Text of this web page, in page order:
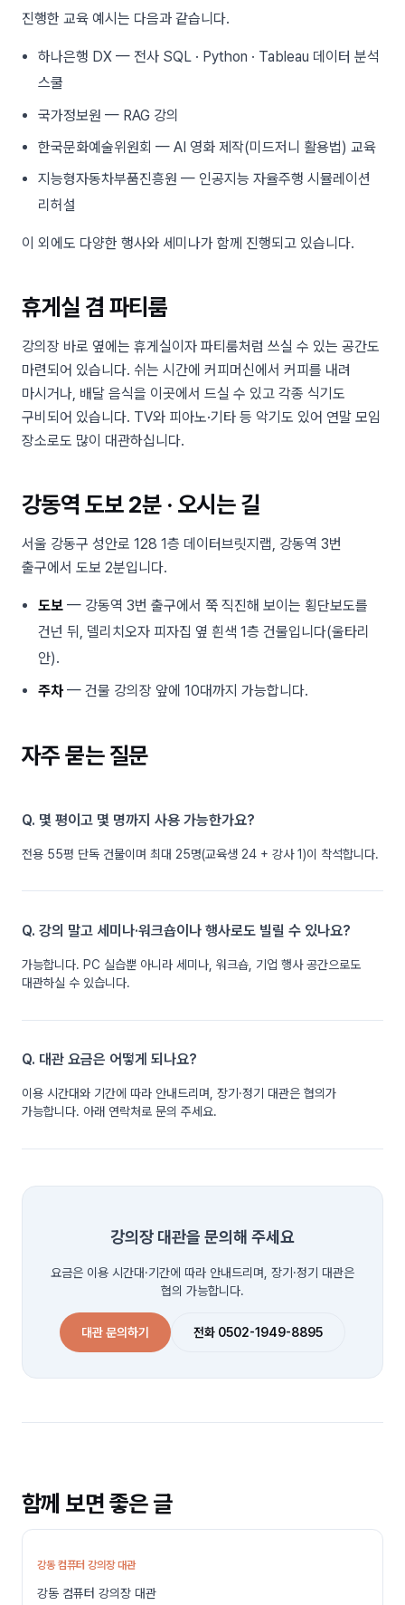
진행한 교육 예시는 다음과 같습니다.
하나은행 DX — 전사 SQL · Python · Tableau 데이터 분석
스쿨
국가정보원 — RAG 강의
한국문화예술위원회 — AI 영화 제작(미드저니 활용법) 교육
지능형자동차부품진흥원 — 인공지능 자율주행 시뮬레이션
리허설
이 외에도 다양한 행사와 세미나가 함께 진행되고 있습니다.
휴게실 겸 파티룸
강의장 바로 옆에는 휴게실이자 파티룸처럼 쓰실 수 있는 공간도
마련되어 있습니다. 쉬는 시간에 커피머신에서 커피를 내려
마시거나, 배달 음식을 이곳에서 드실 수 있고 각종 식기도
구비되어 있습니다. TV와 피아노·기타 등 악기도 있어 연말 모임
장소로도 많이 대관하십니다.
강동역 도보 2분 · 오시는 길
서울 강동구 성안로 128 1층 데이터브릿지랩, 강동역 3번
출구에서 도보 2분입니다.
도보— 강동역 3번 출구에서 쭉 직진해 보이는 횡단보도를
건넌 뒤, 델리치오자 피자집 옆 흰색 1층 건물입니다(울타리
안).
주차— 건물 강의장 앞에 10대까지 가능합니다.
자주 묻는 질문
Q. 몇 평이고 몇 명까지 사용 가능한가요?
전용 55평 단독 건물이며 최대 25명(교육생 24 + 강사 1)이 착석합니다.
Q. 강의 말고 세미나·워크숍이나 행사로도 빌릴 수 있나요?
가능합니다. PC 실습뿐 아니라 세미나, 워크숍, 기업 행사 공간으로도
대관하실 수 있습니다.
Q. 대관 요금은 어떻게 되나요?
이용 시간대와 기간에 따라 안내드리며, 장기·정기 대관은 협의가
가능합니다. 아래 연락처로 문의 주세요.
강의장 대관을 문의해 주세요
요금은 이용 시간대·기간에 따라 안내드리며, 장기·정기 대관은
협의 가능합니다.
대관 문의하기 전화 0502-1949-8895
함께 보면 좋은 글
강동 컴퓨터 강의장 대관
강동 컴퓨터 강의장 대관